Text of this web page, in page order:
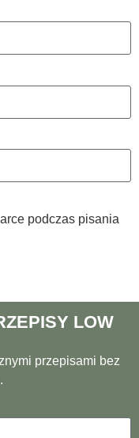
podczas pisania
LOW
przepisami bez